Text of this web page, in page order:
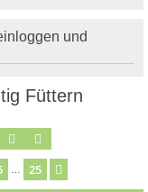
und
Füttern
Suche
25